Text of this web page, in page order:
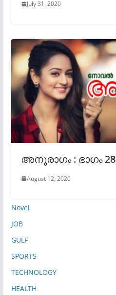
July 31, 2020
അനുരാഗം : ഭാഗം 28
August 12, 2020
Novel
JOB
GULF
SPORTS
TECHNOLOGY
HEALTH